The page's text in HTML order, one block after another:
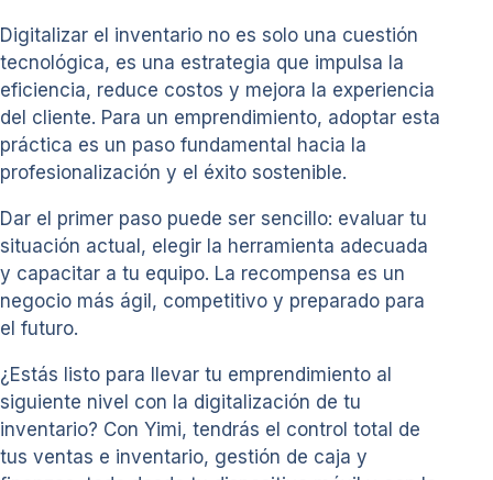
Digitalizar el inventario no es solo una cuestión
tecnológica, es una estrategia que impulsa la
eficiencia, reduce costos y mejora la experiencia
del cliente. Para un emprendimiento, adoptar esta
práctica es un paso fundamental hacia la
profesionalización y el éxito sostenible.
Dar el primer paso puede ser sencillo: evaluar tu
situación actual, elegir la herramienta adecuada
y capacitar a tu equipo. La recompensa es un
negocio más ágil, competitivo y preparado para
el futuro.
¿Estás listo para llevar tu emprendimiento al
siguiente nivel con la digitalización de tu
inventario? Con Yimi, tendrás el control total de
tus ventas e inventario, gestión de caja y